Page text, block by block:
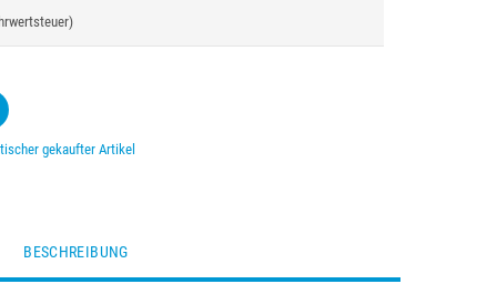
gekaufter Artikel
BESCHREIBUNG